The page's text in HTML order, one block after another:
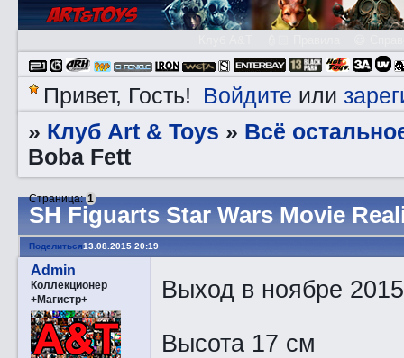
Привет, Гость! Войдите или
» Клуб Art & Toys » Всё
Boba Fett
SH Figuarts Star Wars Movie
Страница:1
Поделиться13.08.2015 20:19
Admin
Коллекционер
+Магистр+
Выход в ноябре 2015
Высота 17 см